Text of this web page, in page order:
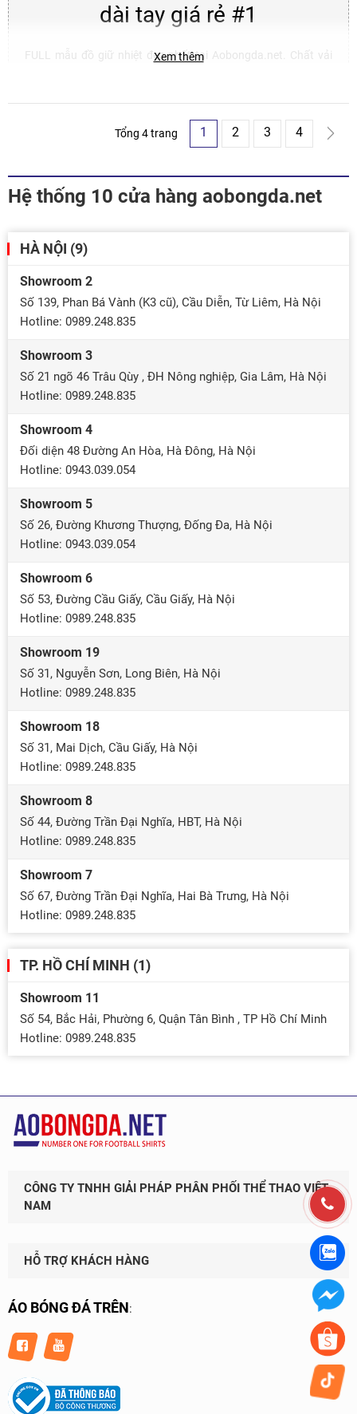
dài tay giá rẻ #1
FULL mẫu đồ giữ nhiệt đẹp nhất tại Aobongda.net. Chất vải
ĐẸP - RẺ nhất!
Xem thêm
Tổng 4 trang 1 2 3 4
Hệ thống 10 cửa hàng aobongda.net
HÀ NỘI (9)
Showroom 2
Số 139, Phan Bá Vành (K3 cũ), Cầu Diễn, Từ Liêm, Hà Nội
Hotline: 0989.248.835
Showroom 3
Số 21 ngõ 46 Trâu Qùy , ĐH Nông nghiệp, Gia Lâm, Hà Nội
Hotline: 0989.248.835
Showroom 4
Đối diện 48 Đường An Hòa, Hà Đông, Hà Nội
Hotline: 0943.039.054
Showroom 5
Số 26, Đường Khương Thượng, Đống Đa, Hà Nội
Hotline: 0943.039.054
Showroom 6
Số 53, Đường Cầu Giấy, Cầu Giấy, Hà Nội
Hotline: 0989.248.835
Showroom 19
Số 31, Nguyễn Sơn, Long Biên, Hà Nội
Hotline: 0989.248.835
Showroom 18
Số 31, Mai Dịch, Cầu Giấy, Hà Nội
Hotline: 0989.248.835
Showroom 8
Số 44, Đường Trần Đại Nghĩa, HBT, Hà Nội
Hotline: 0989.248.835
Showroom 7
Số 67, Đường Trần Đại Nghĩa, Hai Bà Trưng, Hà Nội
Hotline: 0989.248.835
TP. HỒ CHÍ MINH (1)
Showroom 11
Số 54, Bắc Hải, Phường 6, Quận Tân Bình , TP Hồ Chí Minh
Hotline: 0989.248.835
CÔNG TY TNHH GIẢI PHÁP PHÂN PHỐI THỂ THAO VIỆT
NAM
HỖ TRỢ KHÁCH HÀNG
ÁO BÓNG ĐÁ TRÊN: